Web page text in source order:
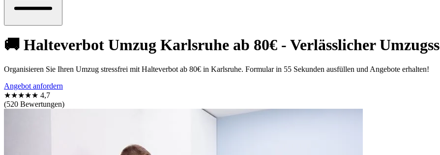
🚚 Halteverbot Umzug Karlsruhe ab 80€ - Verlässlicher
Organisieren Sie Ihren Umzug stressfrei mit Halteverbot ab 80€ in Karlsruhe. Formular in 55 Sekunden ausfüllen und Angebote erhalten!
Angebot anfordern
★★★★★ 4,7
(520 Bewertungen)